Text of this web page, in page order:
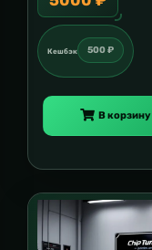
Кешбэк 500 ₽
В корзину